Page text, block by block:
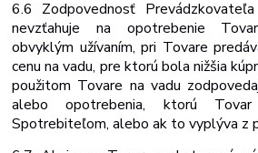
6.6 Zodpovednosť
nevzťahuje na opotrebenie
obvyklým užívaním, pri Tovare
cenu na vadu, pre ktorú bola nižšia
použitom Tovare na vadu
alebo opotrebenia, ktorú
Spotrebiteľom, alebo ak to vyplýva z